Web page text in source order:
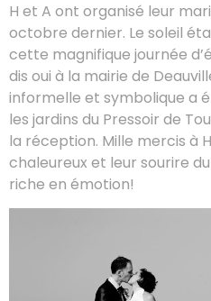
H et A ont organisé leur
octobre dernier. Le soleil
cette magnifique journée
dis oui à la mairie de
informelle et symbolique a
les jardins du Pressoir de
la réception. Mille mercis à
chaleureux et leur sourire
riche en émotion!